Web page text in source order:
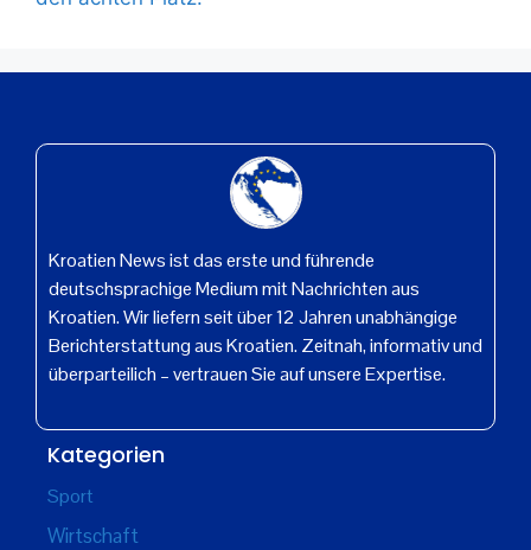
Kroatien News ist das erste und führende
deutschsprachige Medium mit Nachrichten aus
Kroatien. Wir liefern seit über 12 Jahren unabhängige
Berichterstattung aus Kroatien. Zeitnah, informativ und
überparteilich – vertrauen Sie auf unsere Expertise.
Kategorien
Sport
Wirtschaft